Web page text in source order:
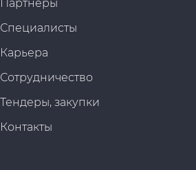
Партнеры
Специалисты
Карьера
Сотрудничество
Тендеры, закупки
Контакты